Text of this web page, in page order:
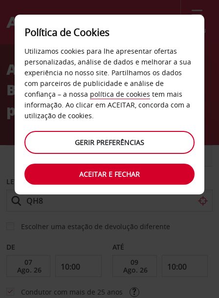
Menu
Welcome
AvisAluguer de carros 7115
Boulevard Wilfrid-Hamel,
perto do aeroporto
CARRO COMERCIAIS
LEVANTAR EM
Escolher uma estação de devolução diferente
DE ATÉ
Condutor com mais de 25 anos
Política de Cookies
Utilizamos cookies para lhe apresentar ofertas
personalizadas, análise de dados e melhorar a sua
experiência no nosso site. Partilhamos os dados
com parceiros de publicidade e análise de
confiança – a nossa política de cookies tem mais
informação. Ao clicar em ACEITAR, concorda com a
utilização de cookies.
GERIR PREFERÊNCIAS
ACEITAR E FECHAR